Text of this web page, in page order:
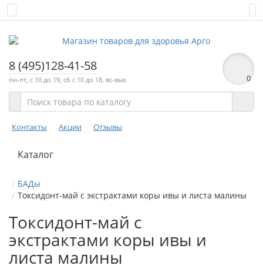
8 (495)128-41-58
пн-пт, с 10 до 19, сб с 10 до 18, вс-вых 0
Контакты Акции Отзывы
Каталог
БАДы
Токсидонт-май с экстрактами коры ивы и листа малины
Токсидонт-май с
экстрактами коры ивы и
листа малины